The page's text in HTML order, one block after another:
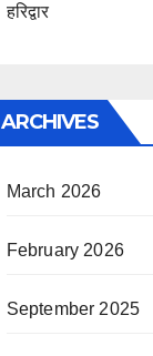
हरिद्वार
ARCHIVES
March 2026
February 2026
September 2025